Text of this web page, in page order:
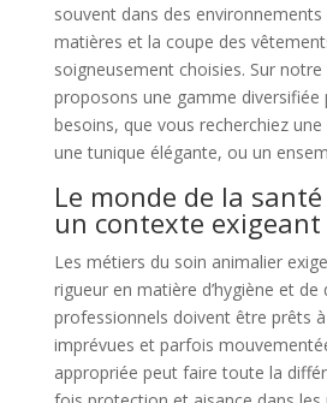
souvent dans des
matières et la coupe des
soigneusement choisies. Sur
proposons une gamme diversifiée
besoins, que vous recherchiez
une tunique élégante, ou un
Le monde de la
un contexte exigeant
Les métiers du soin animalier
rigueur en matière d’hygiène et de
professionnels doivent être prêts
imprévues et parfois
appropriée peut faire toute la